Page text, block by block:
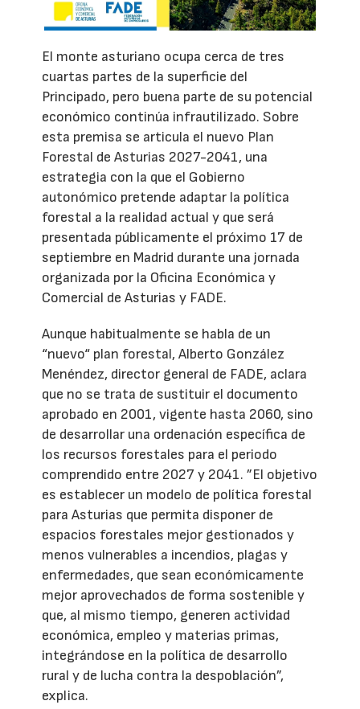
El monte asturiano ocupa cerca de tres
cuartas partes de la superficie del
Principado, pero buena parte de su potencial
económico continúa infrautilizado. Sobre
esta premisa se articula el nuevo Plan
Forestal de Asturias 2027-2041, una
estrategia con la que el Gobierno
autonómico pretende adaptar la política
forestal a la realidad actual y que será
presentada públicamente el próximo 17 de
septiembre en Madrid durante una jornada
organizada por la Oficina Económica y
Comercial de Asturias y FADE.
Aunque habitualmente se habla de un
“nuevo“ plan forestal, Alberto González
Menéndez, director general de FADE, aclara
que no se trata de sustituir el documento
aprobado en 2001, vigente hasta 2060, sino
de desarrollar una ordenación específica de
los recursos forestales para el periodo
comprendido entre 2027 y 2041. ”El objetivo
es establecer un modelo de política forestal
para Asturias que permita disponer de
espacios forestales mejor gestionados y
menos vulnerables a incendios, plagas y
enfermedades, que sean económicamente
mejor aprovechados de forma sostenible y
que, al mismo tiempo, generen actividad
económica, empleo y materias primas,
integrándose en la política de desarrollo
rural y de lucha contra la despoblación”,
explica.